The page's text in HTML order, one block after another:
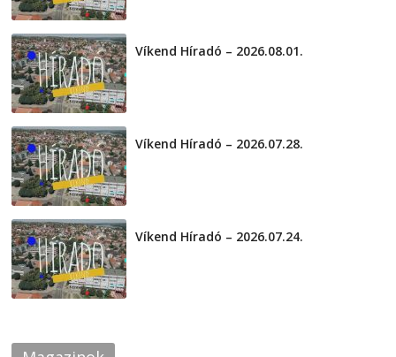
Víkend Híradó – 2026.08.01.
Víkend Híradó – 2026.07.28.
Víkend Híradó – 2026.07.24.